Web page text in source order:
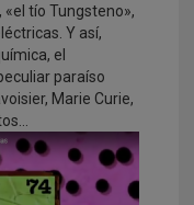
«el tío Tungsteno»,
Y así,
el
paraíso
Marie Curie,